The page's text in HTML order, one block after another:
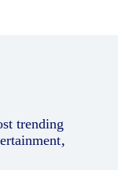
trending